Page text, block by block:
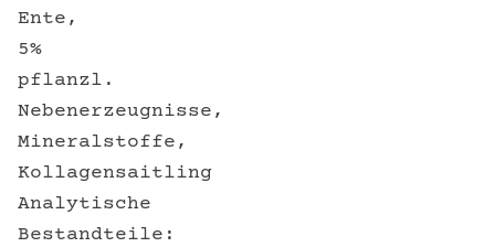
Ente,
5%
pflanzl.
Nebenerzeugnisse,
Mineralstoffe,
Kollagensaitling
Analytische
Bestandteile: